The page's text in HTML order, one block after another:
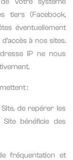
tiers (Facebook,
éventuellement
à nos sites.
IP ne nous
:
de repérer les
bénéficie des
fréquentation et